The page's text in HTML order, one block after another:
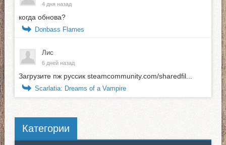
4 дня назад
когда обнова?
Donbass Flames
Лис
6 дней назад
Загрузите пж руссик steamcommunity.com/sharedfil...
Scarlatia: Dreams of a Vampire
Категории